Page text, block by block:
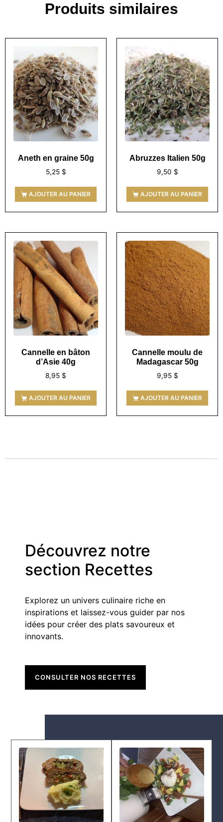
Produits similaires
Aneth en graine 50g
5,25 $
AJOUTER AU PANIER
Abruzzes Italien 50g
9,50 $
AJOUTER AU PANIER
Cannelle en bâton
d’Asie 40g
8,95 $
AJOUTER AU PANIER
Cannelle moulu de
Madagascar 50g
9,95 $
AJOUTER AU PANIER
Découvrez notre
section Recettes
Explorez un univers culinaire riche en
inspirations et laissez-vous guider par nos
idées pour créer des plats savoureux et
innovants.
CONSULTER NOS RECETTES